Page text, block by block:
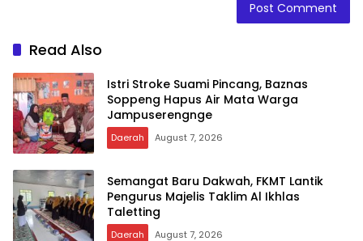
Read Also
Istri Stroke Suami Pincang, Baznas
Soppeng Hapus Air Mata Warga
Jampuserengnge
Daerah August 7, 2026
Semangat Baru Dakwah, FKMT Lantik
Pengurus Majelis Taklim Al Ikhlas
Taletting
Daerah August 7, 2026